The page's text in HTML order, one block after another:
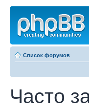
Список форумов
Часто